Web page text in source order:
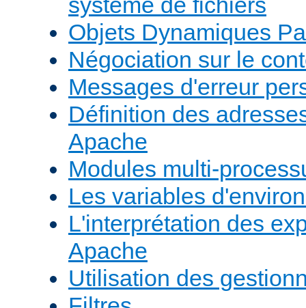
Objets Dynamiques
Négociation sur le
Messages d'erreur
Définition des
Apache
Modules multi-
Les variables
L'interprétation des
Apache
Utilisation des